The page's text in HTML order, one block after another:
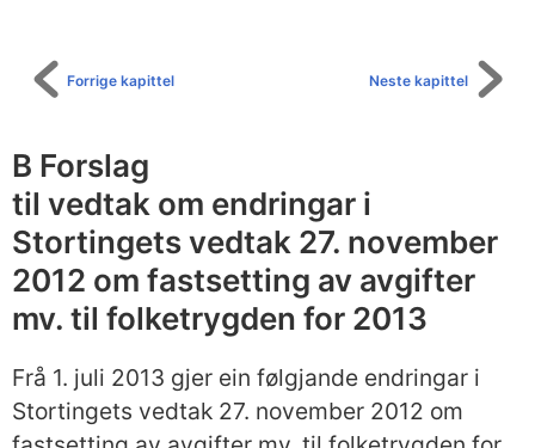
Neste kapittel
Forrige kapittel
B Forslag
til vedtak om endringar i
Stortingets vedtak 27. november
2012 om fastsetting av avgifter
mv. til folketrygden for 2013
Frå 1. juli 2013 gjer ein følgjande endringar i
Stortingets vedtak 27. november 2012 om